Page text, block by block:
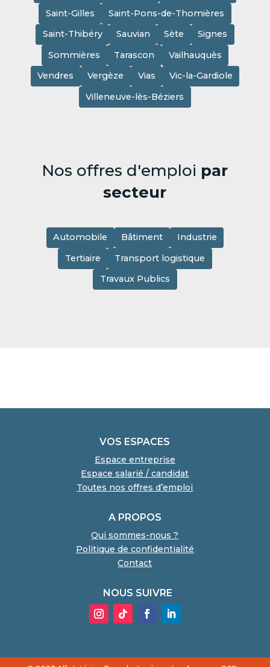
Saint-Gilles
Saint-Pons-de-Thomières
Saint-Thibéry
Sauvian Sète
Signes
Sommières
Tarascon
Vailhauquès
Vendres
Vergèze Vias
Vic-la-Gardiole
Villeneuve-lès-Béziers
Nos offres d'emploi par
secteur
Automobile Bâtiment
Industrie
Tertiaire
Transport logistique
Travaux Publics
VOS ESPACES
Espace entreprise
Espace salarié / candidat
Toutes nos offres d’emploi
A PROPOS
Qui sommes-nous ?
Politique de confidentialité
Contact
NOUS SUIVRE